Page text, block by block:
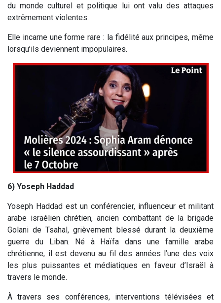
du monde culturel et politique lui ont valu des attaques
extrêmement violentes.
Elle incarne une forme rare : la fidélité aux principes, même
lorsqu’ils deviennent impopulaires.
6) Yoseph Haddad
Yoseph Haddad est un conférencier, influenceur et militant
arabe israélien chrétien, ancien combattant de la brigade
Golani de Tsahal, grièvement blessé durant la deuxième
guerre du Liban. Né à Haïfa dans une famille arabe
chrétienne, il est devenu au fil des années l’une des voix
les plus puissantes et médiatiques en faveur d’Israël à
travers le monde.
À travers ses conférences, interventions télévisées et